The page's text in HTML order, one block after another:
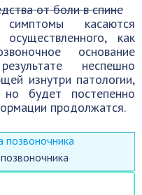
от боли в спине
касаются
осуществленного, как
основание
неспешно
изнутри патологии,
будет постепенно
продолжатся.